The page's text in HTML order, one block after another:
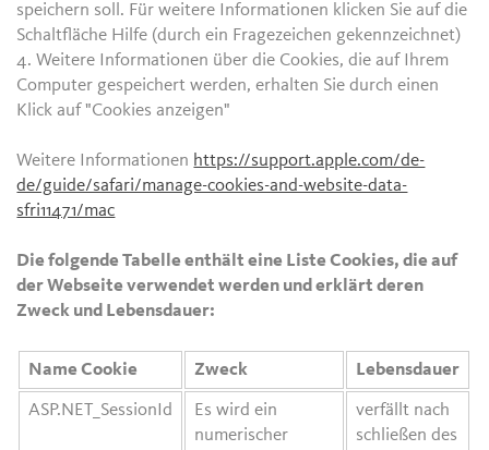
speichern soll. Für weitere Informationen klicken Sie auf die
Schaltfläche Hilfe (durch ein Fragezeichen gekennzeichnet)
4. Weitere Informationen über die Cookies, die auf Ihrem
Computer gespeichert werden, erhalten Sie durch einen
Klick auf "Cookies anzeigen"
Weitere Informationen https://support.apple.com/de-
de/guide/safari/manage-cookies-and-website-data-
sfri11471/mac
Die folgende Tabelle enthält eine Liste Cookies, die auf
der Webseite verwendet werden und erklärt deren
Zweck und Lebensdauer:
Name Cookie Zweck Lebensdauer
ASP.NET_SessionId
Es wird ein
numerischer
verfällt nach
schließen des